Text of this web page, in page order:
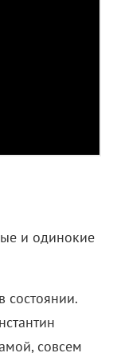
и одинокие
состоянии.
совсем